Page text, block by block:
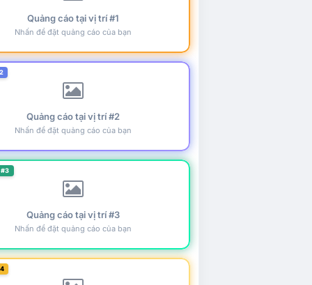
Quảng cáo tại vị trí #1
Nhấn để đặt quảng cáo của bạn
Quảng cáo tại vị trí #2
Nhấn để đặt quảng cáo của bạn
Quảng cáo tại vị trí #3
Nhấn để đặt quảng cáo của bạn